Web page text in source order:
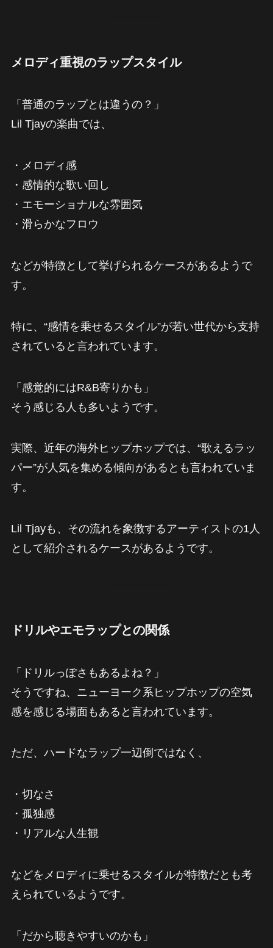
メロディ重視のラップスタイル
「普通のラップとは違うの？」
Lil Tjayの楽曲では、
・メロディ感
・感情的な歌い回し
・エモーショナルな雰囲気
・滑らかなフロウ
などが特徴として挙げられるケースがあるようで
す。
特に、“感情を乗せるスタイル”が若い世代から支持
されていると言われています。
「感覚的にはR&B寄りかも」
そう感じる人も多いようです。
実際、近年の海外ヒップホップでは、“歌えるラッ
パー”が人気を集める傾向があるとも言われていま
す。
Lil Tjayも、その流れを象徴するアーティストの1人
として紹介されるケースがあるようです。
ドリルやエモラップとの関係
「ドリルっぽさもあるよね？」
そうですね、ニューヨーク系ヒップホップの空気
感を感じる場面もあると言われています。
ただ、ハードなラップ一辺倒ではなく、
・切なさ
・孤独感
・リアルな人生観
などをメロディに乗せるスタイルが特徴だとも考
えられているようです。
「だから聴きやすいのかも」